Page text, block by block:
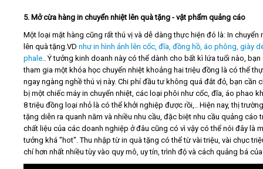
5. Mở cừa hàng in chuyển nhiệt lên quà tặng - vật phẩm quảng cáo
Một loại mặt hàng cũng rất thú vị và dễ dàng thực hiện đó là: In chuyển
lên quà tặng.VD như in hình ảnh lên cốc, đĩa, đồng hồ, áo phông, giày
phale .. Ý tưởng kinh doanh này có thể dành cho bất kì lứa tuổi nào, bạn
tham gia một khóa học chuyển nhiệt khoảng hai triệu đồng là có thể
ngay ngàng nghề thú vị này. Chi phí đầu tư không quá đắt đỏ, bạn cần
bị một chiếc máy in chuyển nhiệt, các loại phôi như cốc, đĩa, áo phao
8 triệu đồng loại nhỏ là có thể khởi nghiệp được rồi,.. Hiện nay, thị
tặng diễn ra quanh năm và nhiều nhu cầu, đặc biệt nhu cầu quảng cáo
chất liệu của các doanh nghiệp ở đâu cũng có vì vậy có thể nói đây là
tưởng khá "hot". Thu nhập từ in quà tặng có thể từ vài triệu, vài chục
chí hơn nhất nhiều tùy vào quy mô, uy tín, trình độ và cách quảng bá